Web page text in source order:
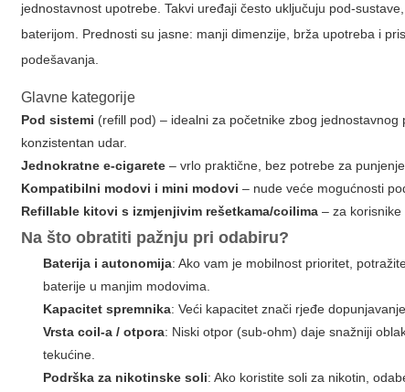
jednostavnost upotrebe. Takvi uređaji često uključuju pod-
baterijom. Prednosti su jasne: manji dimenzije, brža upotreba i
podešavanja.
Glavne kategorije
Pod sistemi (refill pod) – idealni za početnike zbog
konzistentan udar.
Jednokratne e-cigarete – vrlo praktične, bez potrebe za
Kompatibilni modovi i mini modovi – nude veće mogućnosti
Refillable kitovi s izmjenjivim rešetkama/coilima – za korisnike
Na što obratiti pažnju pri odabiru?
Baterija i autonomija: Ako vam je mobilnost prioritet,
baterije u manjim modovima.
Kapacitet spremnika: Veći kapacitet znači rjeđe
Vrsta coil-a / otpora: Niski otpor (sub-ohm) daje snažniji
tekućine.
Podrška za nikotinske soli: Ako koristite soli za nikotin,